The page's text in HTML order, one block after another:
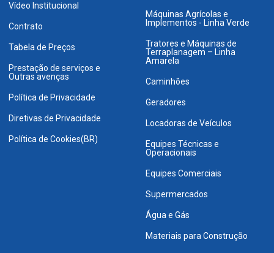
Vídeo Institucional
Contrato
Tabela de Preços
Prestação de serviços e
Outras avenças
Política de Privacidade
Diretivas de Privacidade
Política de Cookies(BR)
Máquinas Agrícolas e
Implementos - Linha Verde
Tratores e Máquinas de
Terraplanagem – Linha
Amarela
Caminhões
Geradores
Locadoras de Veículos
Equipes Técnicas e
Operacionais
Equipes Comerciais
Supermercados
Água e Gás
Materiais para Construção